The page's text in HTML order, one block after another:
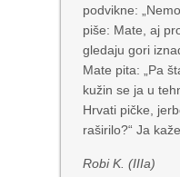
podvikne:
piše: Mate, aj
gledaju gori
Mate pita: „Pa
kužin se ja u
Hrvati pičke,
raširilo?“ Ja
Robi K. (IIIa)